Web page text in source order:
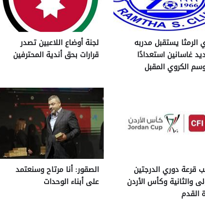
الرمثا يستقبل مدربه
غاسانين استعدادًا
الكروي المقبل
لجنة أوضاع اللاعبين تصدر
قرارات بحق أندية المحترفين
قرعة دوري الدرجتين
والثانية وكأس الأردن
القدم
الصقور: أنا مرتاح وسنعتمد
على أبناء الوحدات